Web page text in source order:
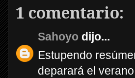
1 comentario:
Sahoyo dijo...
Estupendo
deparará el